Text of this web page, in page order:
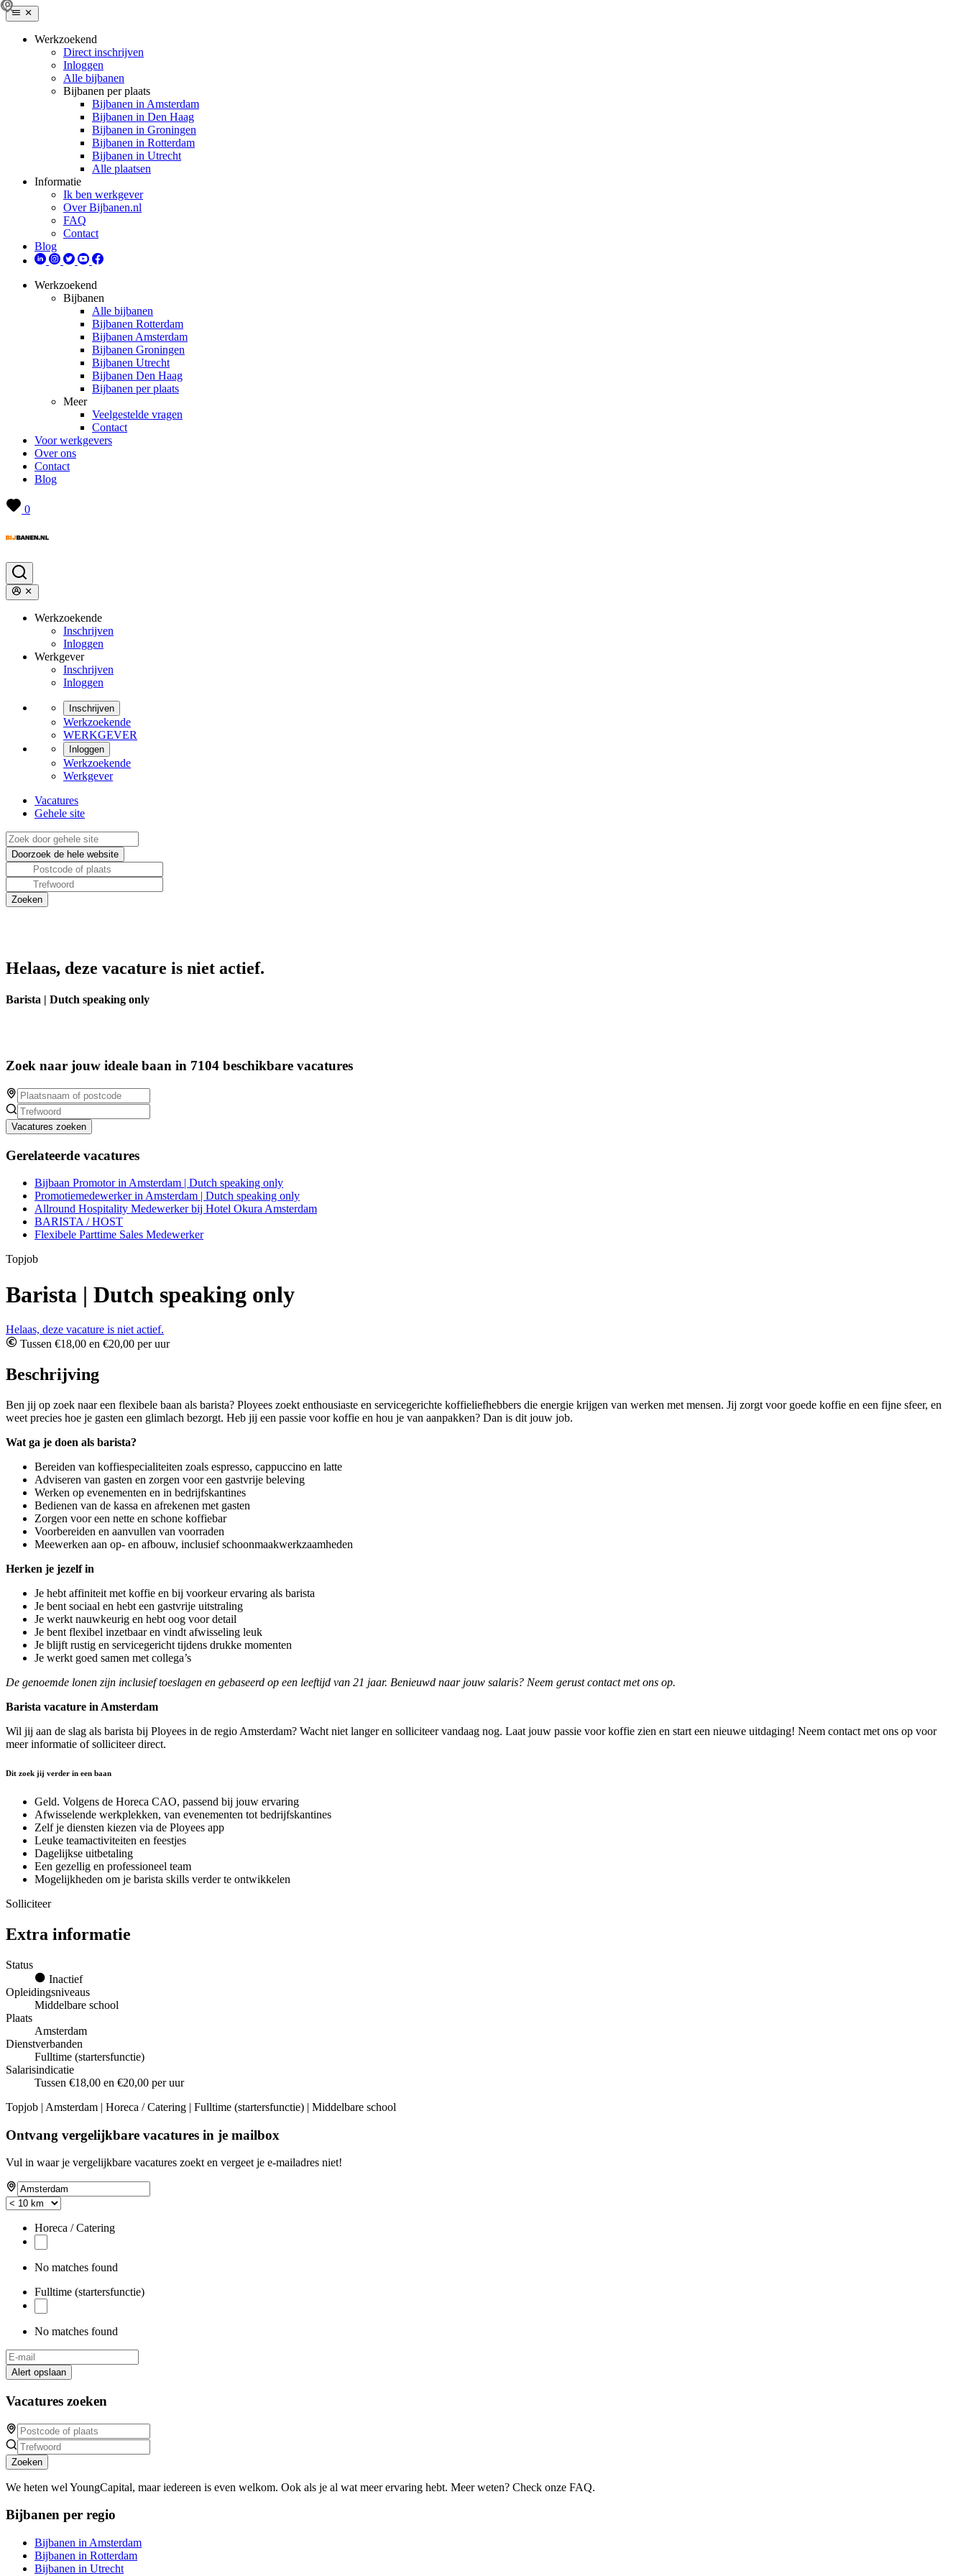
Werkzoekend
Direct inschrijven
Inloggen
Alle bijbanen
Bijbanen per plaats
Bijbanen in Amsterdam
Bijbanen in Den Haag
Bijbanen in Groningen
Bijbanen in Rotterdam
Bijbanen in Utrecht
Alle plaatsen
Informatie
Ik ben werkgever
Over Bijbanen.nl
FAQ
Contact
Blog
Werkzoekend
Bijbanen
Alle bijbanen
Bijbanen Rotterdam
Bijbanen Amsterdam
Bijbanen Groningen
Bijbanen Utrecht
Bijbanen Den Haag
Bijbanen per plaats
Meer
Veelgestelde vragen
Contact
Voor werkgevers
Over ons
Contact
Blog
0
Werkzoekende
Inschrijven
Inloggen
Werkgever
Inschrijven
Inloggen
Inschrijven
Werkzoekende
WERKGEVER
Inloggen
Werkzoekende
Werkgever
Vacatures
Gehele site
Helaas, deze vacature is niet actief.
Barista | Dutch speaking only
Zoek naar jouw ideale baan in 7104 beschikbare vacatures
Vacatures zoeken
Gerelateerde vacatures
Bijbaan Promotor in Amsterdam | Dutch speaking only
Promotiemedewerker in Amsterdam | Dutch speaking only
Allround Hospitality Medewerker bij Hotel Okura Amsterdam
BARISTA / HOST
Flexibele Parttime Sales Medewerker
Topjob
Barista | Dutch speaking only
Helaas, deze vacature is niet actief.
Tussen €18,00 en €20,00 per uur
Beschrijving
Ben jij op zoek naar een flexibele baan als barista? Ployees zoekt enthousiaste en servicegerichte koffieliefhebbers die energie krijgen van werken met mensen. Jij zorgt voor goede koffie en een fijne sfeer, en
weet precies hoe je gasten een glimlach bezorgt. Heb jij een passie voor koffie en hou je van aanpakken? Dan is dit jouw job.
Wat ga je doen als barista?
Bereiden van koffiespecialiteiten zoals espresso, cappuccino en latte
Adviseren van gasten en zorgen voor een gastvrije beleving
Werken op evenementen en in bedrijfskantines
Bedienen van de kassa en afrekenen met gasten
Zorgen voor een nette en schone koffiebar
Voorbereiden en aanvullen van voorraden
Meewerken aan op- en afbouw, inclusief schoonmaakwerkzaamheden
Herken je jezelf in
Je hebt affiniteit met koffie en bij voorkeur ervaring als barista
Je bent sociaal en hebt een gastvrije uitstraling
Je werkt nauwkeurig en hebt oog voor detail
Je bent flexibel inzetbaar en vindt afwisseling leuk
Je blijft rustig en servicegericht tijdens drukke momenten
Je werkt goed samen met collega’s
De genoemde lonen zijn inclusief toeslagen en gebaseerd op een leeftijd van 21 jaar. Benieuwd naar jouw salaris? Neem gerust contact met ons op.
Barista vacature in Amsterdam
Wil jij aan de slag als barista bij Ployees in de regio Amsterdam? Wacht niet langer en solliciteer vandaag nog. Laat jouw passie voor koffie zien en start een nieuwe uitdaging! Neem contact met ons op voor
meer informatie of solliciteer direct.
Dit zoek jij verder in een baan
Geld. Volgens de Horeca CAO, passend bij jouw ervaring
Afwisselende werkplekken, van evenementen tot bedrijfskantines
Zelf je diensten kiezen via de Ployees app
Leuke teamactiviteiten en feestjes
Dagelijkse uitbetaling
Een gezellig en professioneel team
Mogelijkheden om je barista skills verder te ontwikkelen
Solliciteer
Extra informatie
Status
Inactief
Opleidingsniveaus
Middelbare school
Plaats
Amsterdam
Dienstverbanden
Fulltime (startersfunctie)
Salarisindicatie
Tussen €18,00 en €20,00 per uur
Topjob | Amsterdam | Horeca / Catering | Fulltime (startersfunctie) | Middelbare school
Ontvang vergelijkbare vacatures in je mailbox
Vul in waar je vergelijkbare vacatures zoekt en vergeet je e-mailadres niet!
Horeca / Catering
No matches found
Fulltime (startersfunctie)
No matches found
Alert opslaan
Vacatures zoeken
Zoeken
We heten wel YoungCapital, maar iedereen is even welkom. Ook als je al wat meer ervaring hebt. Meer weten? Check onze FAQ.
Bijbanen per regio
Bijbanen in Amsterdam
Bijbanen in Rotterdam
Bijbanen in Utrecht